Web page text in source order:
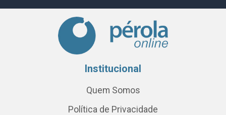
Institucional
Quem Somos
Política de Privacidade